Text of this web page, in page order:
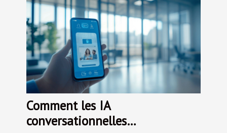
Comment les IA
conversationnelles